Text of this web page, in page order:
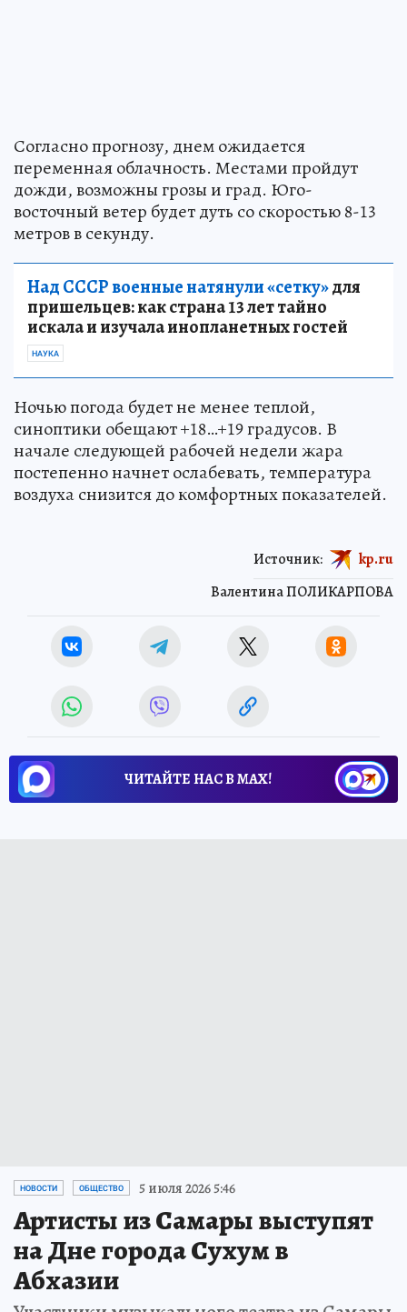
Согласно прогнозу, днем ожидается
переменная облачность. Местами пройдут
дожди, возможны грозы и град. Юго-
восточный ветер будет дуть со скоростью 8-13
метров в секунду.
Над СССР военные натянули «сетку»для
пришельцев: как страна 13 лет тайно
искала и изучала инопланетных гостей
НАУКА
Ночью погода будет не менее теплой,
синоптики обещают +18…+19 градусов. В
начале следующей рабочей недели жара
постепенно начнет ослабевать, температура
воздуха снизится до комфортных показателей.
Валентина ПОЛИКАРПОВА
Источник: kp.ru
ЧИТАЙТЕ НАС В МАХ!
НОВОСТИ ОБЩЕСТВО 5 июля 2026 5:46
Артисты из Самары выступят
на Дне города Сухум в
Абхазии